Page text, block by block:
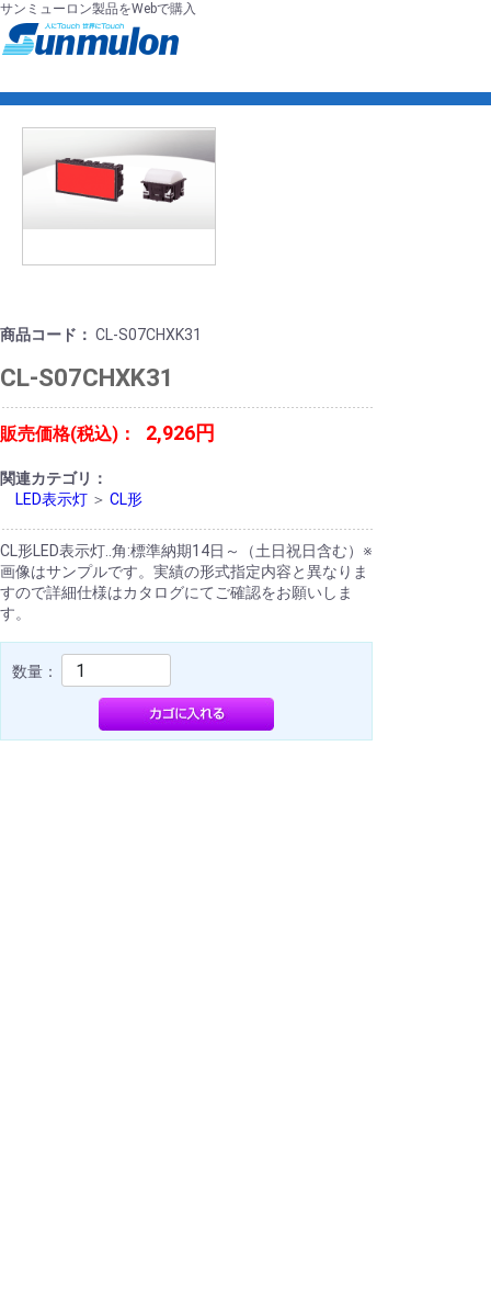
サンミューロン製品をWebで購入
商品コード： CL-S07CHXK31
CL-S07CHXK31
販売価格(税込)： 2,926円
関連カテゴリ：
LED表示灯 ＞ CL形
CL形LED表示灯..角:標準納期14日～（土日祝日含む）※
画像はサンプルです。実績の形式指定内容と異なりま
すので詳細仕様はカタログにてご確認をお願いしま
す。
数量：